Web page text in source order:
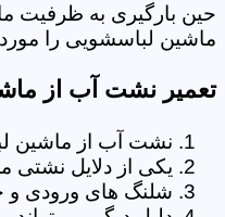
حین بارگیری به ظرفیت
ماشین لباسشویی را
تعمیر نشت آب از
نشت آب از ماشین
یکی از دلایل نشتی
شلنگ های ورودی و